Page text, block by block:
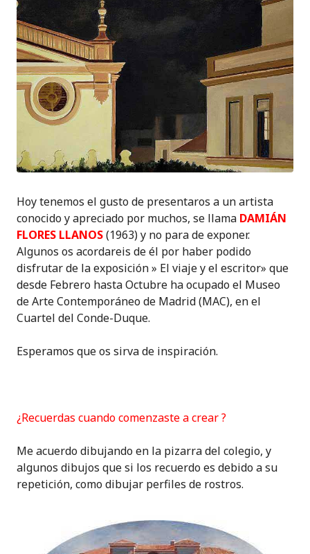
Hoy tenemos el gusto de presentaros a un artista
conocido y apreciado por muchos, se llama DAMIÁN
FLORES LLANOS(1963) y no para de exponer.
Algunos os acordareis de él por haber podido
disfrutar de la exposición » El viaje y el escritor» que
desde Febrero hasta Octubre ha ocupado el Museo
de Arte Contemporáneo de Madrid (MAC), en el
Cuartel del Conde-Duque.
Esperamos que os sirva de inspiración.
¿Recuerdas cuando comenzaste a crear ?
Me acuerdo dibujando en la pizarra del colegio, y
algunos dibujos que si los recuerdo es debido a su
repetición, como dibujar perfiles de rostros.